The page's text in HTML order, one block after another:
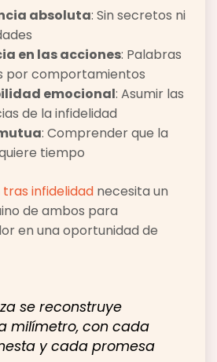
absoluta: Sin secretos ni
en las acciones: Palabras
por comportamientos
emocional: Asumir las
de la infidelidad
: Comprender que la
tiempo
infidelidad necesita un
de ambos para
en una oportunidad de
se reconstruye
milímetro, con cada
y cada promesa